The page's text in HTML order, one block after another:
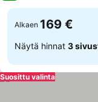
Alkaen 169 €
Näytä hinnat 3
Suosittu valinta